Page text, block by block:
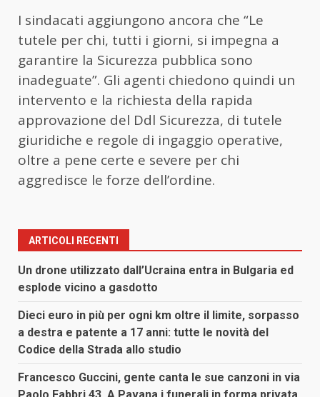
I sindacati aggiungono ancora che “Le
tutele per chi, tutti i giorni, si impegna a
garantire la Sicurezza pubblica sono
inadeguate”. Gli agenti chiedono quindi un
intervento e la richiesta della rapida
approvazione del Ddl Sicurezza, di tutele
giuridiche e regole di ingaggio operative,
oltre a pene certe e severe per chi
aggredisce le forze dell’ordine.
ARTICOLI RECENTI
Un drone utilizzato dall’Ucraina entra in Bulgaria ed
esplode vicino a gasdotto
Dieci euro in più per ogni km oltre il limite, sorpasso
a destra e patente a 17 anni: tutte le novità del
Codice della Strada allo studio
Francesco Guccini, gente canta le sue canzoni in via